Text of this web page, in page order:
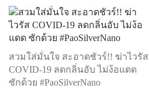
สวมใส่มั่นใจ สะอาดชัวร์!! ฆ่าไวรัส
COVID-19 ลดกลิ่นอับ ไม่ง้อแดด
ซักด้วย #PaoSilverNano